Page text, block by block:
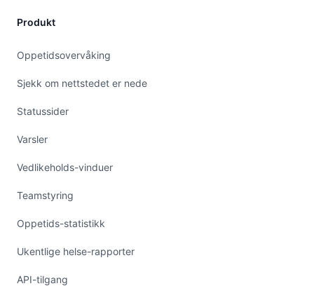
Produkt
Oppetidsovervåking
Sjekk om nettstedet er nede
Statussider
Varsler
Vedlikeholds-vinduer
Teamstyring
Oppetids-statistikk
Ukentlige helse-rapporter
API-tilgang